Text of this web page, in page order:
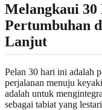
Melangkaui
Pertumbuhan
Lanjut
Pelan 30 hari ini adalah
perjalanan menuju
adalah untuk
sebagai tabiat yang